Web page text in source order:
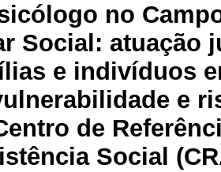
no
Social: atuação
e indivíduos
e
de
Social